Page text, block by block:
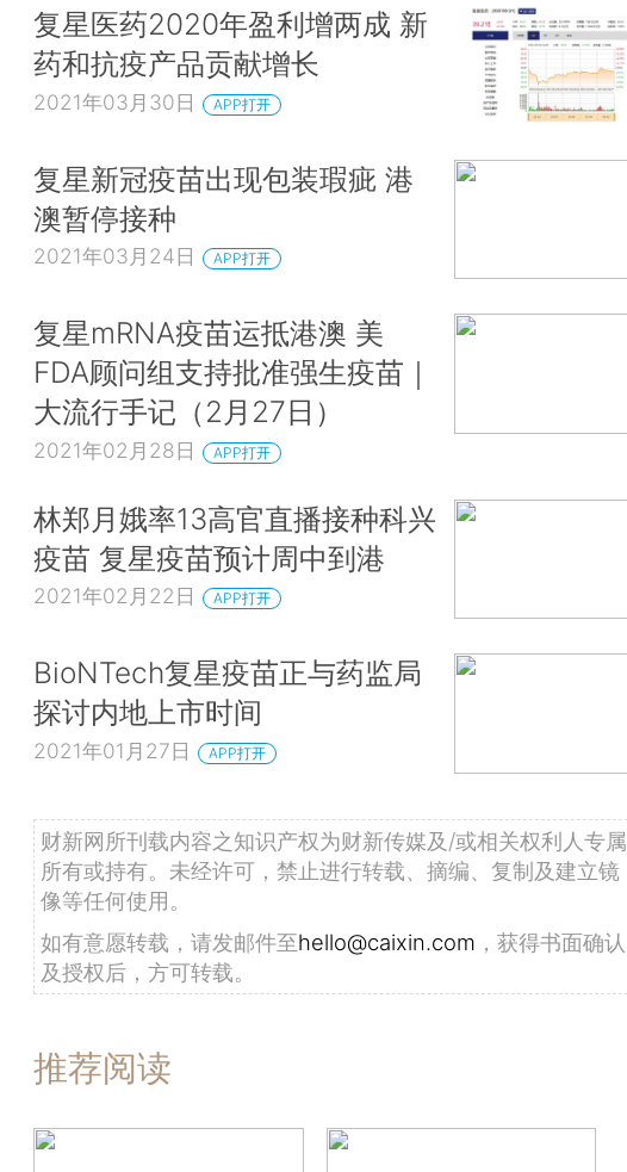
复星医药2020年盈利增两成 新
药和抗疫产品贡献增长
2021年03月30日 APP打开
复星新冠疫苗出现包装瑕疵 港
澳暂停接种
2021年03月24日 APP打开
复星mRNA疫苗运抵港澳 美
FDA顾问组支持批准强生疫苗｜
大流行手记（2月27日）
2021年02月28日 APP打开
林郑月娥率13高官直播接种科兴
疫苗 复星疫苗预计周中到港
2021年02月22日 APP打开
BioNTech复星疫苗正与药监局
探讨内地上市时间
2021年01月27日 APP打开
财新网所刊载内容之知识产权为财新传媒及/或相关权利人专属
所有或持有。未经许可，禁止进行转载、摘编、复制及建立镜
像等任何使用。
如有意愿转载，请发邮件至hello@caixin.com ，获得书面确认
及授权后，方可转载。
推荐阅读